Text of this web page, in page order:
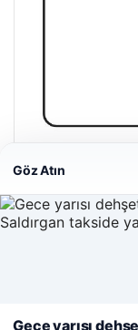
Enes Kaplan
Web sitemizi nasıl
kullanıyoruz.
Çerez
Göz Atın
Gece yarısı